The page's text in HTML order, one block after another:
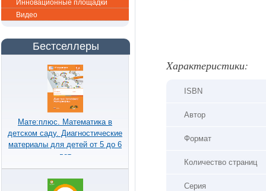
Инновационные площадки
Видео
Бестселлеры
Мате:плюс. Математика в
детском саду. Диагностические
материалы для детей от 5 до 6
лет
Xарактеристики:
ISBN
Автор
Формат
Количество страниц
Серия